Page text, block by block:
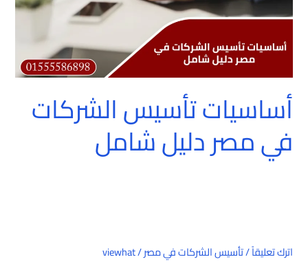
أساسيات تأسيس الشركات
في مصر دليل شامل
اترك تعليقاً/تأسيس الشركات في مصر/
viewhat